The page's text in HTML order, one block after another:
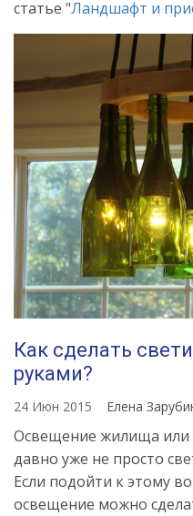
статье "Ландшафт и
Как сделать
руками?
24 Июн 2015 Елена
Освещение жилища или
давно уже не просто
Если подойти к этому
освещение можно